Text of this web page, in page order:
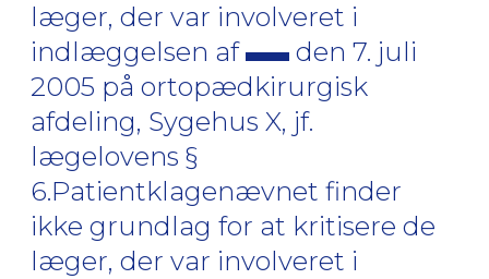
læger, der var involveret i
indlæggelsen af
den 7. juli
2005 på ortopædkirurgisk
afdeling, Sygehus X, jf.
lægelovens §
6.Patientklagenævnet finder
ikke grundlag for at kritisere de
læger, der var involveret i